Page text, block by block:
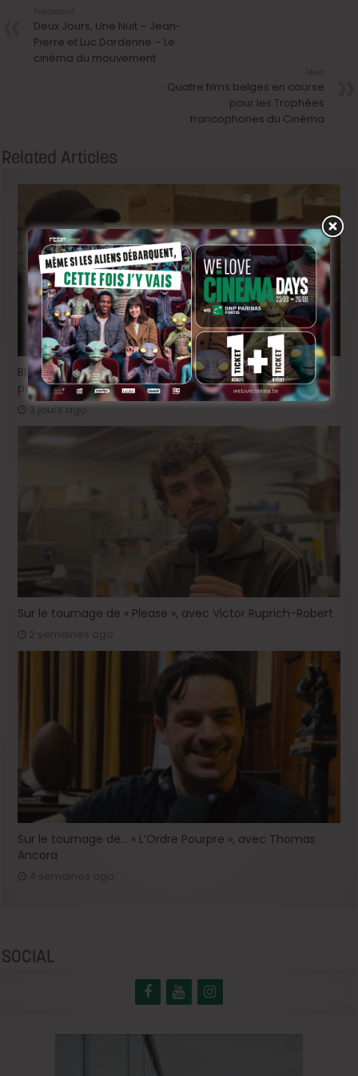
Deux Jours, Une Nuit – Jean-
Pierre et Luc Dardenne – Le
cinéma du mouvement
Quatre films belges en course
pour les Trophées
francophones du Cinéma
Related Articles
BRIFF Express: Tom Adjibi et Adéola Hawna, « Ceci n’est
pas un film français ».
3 jours ago
Sur le tournage de « Please », avec Victor Ruprich-Robert
2 semaines ago
Sur le tournage de… « L’Ordre Pourpre », avec Thomas
Ancora
SOCIAL